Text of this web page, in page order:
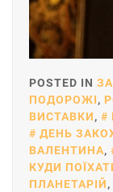
POSTED IN
ПОДОРОЖІ,
ВИСТАВКИ,
ДЕНЬ
ВАЛЕНТИНА,
КУДИ
ПЛАНЕТАРІЙ,